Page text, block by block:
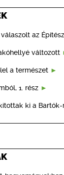
az
változott
a természet
1. rész
ki a